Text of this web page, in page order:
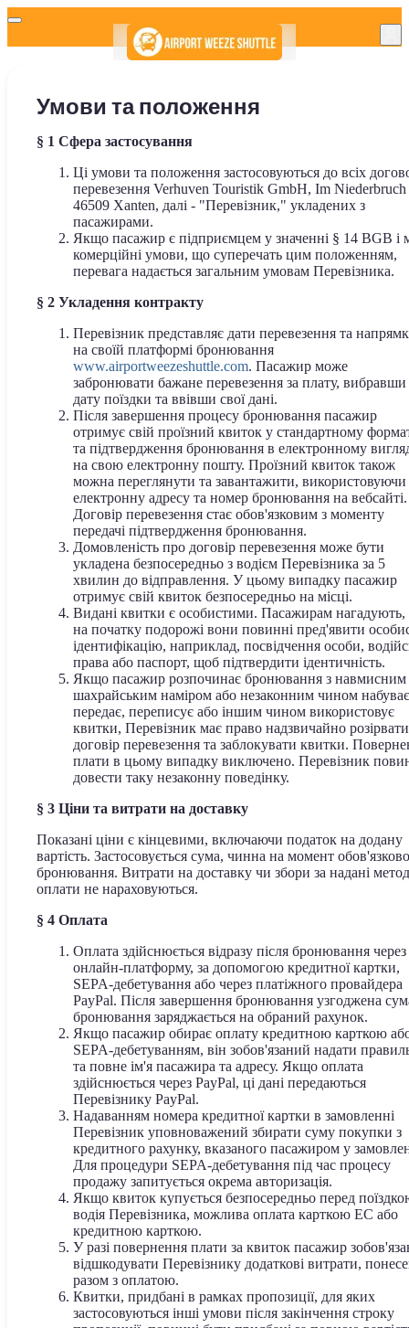
Умови та положення
§ 1 Сфера застосування
Ці умови та положення застосовуються до всіх
перевезення Verhuven Touristik GmbH, Im Niederbruch
46509 Xanten, далі - "Перевізник," укладених з
пасажирами.
Якщо пасажир є підприємцем у значенні § 14 BGB і
комерційні умови, що суперечать цим положенням,
перевага надається загальним умовам Перевізника.
§ 2 Укладення контракту
Перевізник представляє дати перевезення та
на своїй платформі бронювання
www.airportweezeshuttle.com. Пасажир може
забронювати бажане перевезення за плату, вибравши
дату поїздки та ввівши свої дані.
Після завершення процесу бронювання пасажир
отримує свій проїзний квиток у стандартному
та підтвердження бронювання в електронному
на свою електронну пошту. Проїзний квиток також
можна переглянути та завантажити, використовуючи
електронну адресу та номер бронювання на вебсайті.
Договір перевезення стає обов'язковим з моменту
передачі підтвердження бронювання.
Домовленість про договір перевезення може бути
укладена безпосередньо з водієм Перевізника за 5
хвилин до відправлення. У цьому випадку пасажир
отримує свій квиток безпосередньо на місці.
Видані квитки є особистими. Пасажирам
на початку подорожі вони повинні пред'явити
ідентифікацію, наприклад, посвідчення особи,
права або паспорт, щоб підтвердити ідентичність.
Якщо пасажир розпочинає бронювання з навмисним
шахрайським наміром або незаконним чином
передає, переписує або іншим чином використовує
квитки, Перевізник має право надзвичайно розірвати
договір перевезення та заблокувати квитки.
плати в цьому випадку виключено. Перевізник
довести таку незаконну поведінку.
§ 3 Ціни та витрати на доставку
Показані ціни є кінцевими, включаючи податок на додану
вартість. Застосовується сума, чинна на момент
бронювання. Витрати на доставку чи збори за надані
оплати не нараховуються.
§ 4 Оплата
Оплата здійснюється відразу після бронювання через
онлайн-платформу, за допомогою кредитної картки,
SEPA-дебетування або через платіжного провайдера
PayPal. Після завершення бронювання узгоджена
бронювання заряджається на обраний рахунок.
Якщо пасажир обирає оплату кредитною карткою
SEPA-дебетуванням, він зобов'язаний надати
та повне ім'я пасажира та адресу. Якщо оплата
здійснюється через PayPal, ці дані передаються
Перевізнику PayPal.
Надаванням номера кредитної картки в замовленні
Перевізник уповноважений збирати суму покупки з
кредитного рахунку, вказаного пасажиром у
Для процедури SEPA-дебетування під час процесу
продажу запитується окрема авторизація.
Якщо квиток купується безпосередньо перед
водія Перевізника, можлива оплата карткою EC або
кредитною карткою.
У разі повернення плати за квиток пасажир
відшкодувати Перевізнику додаткові витрати,
разом з оплатою.
Квитки, придбані в рамках пропозиції, для яких
застосовуються інші умови після закінчення строку